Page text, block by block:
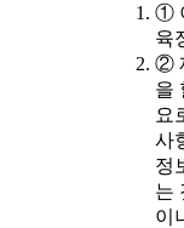
①
육
②
을
요
사
정
는
이